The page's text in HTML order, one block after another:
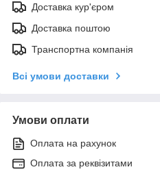
Доставка кур'єром
Доставка поштою
Транспортна компанія
Всі умови доставки
Умови оплати
Оплата на рахунок
Оплата за реквізитами